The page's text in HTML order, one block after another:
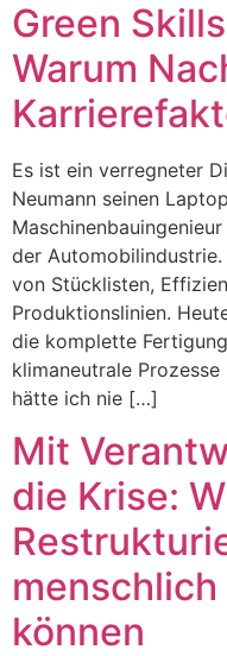
Green
Warum
Es ist ein verregneter
Neumann seinen
der
von Stücklisten,
Produktionslinien.
die komplette
klimaneutrale
hätte ich nie […]
Mit
die Krise:
können